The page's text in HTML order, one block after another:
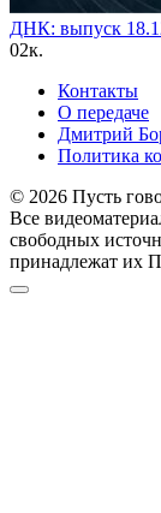
ДНК: выпуск
02к.
Контакты
О передаче
Дмитрий
Политика
© 2026 Пусть
Все
свободных
принадлежат их